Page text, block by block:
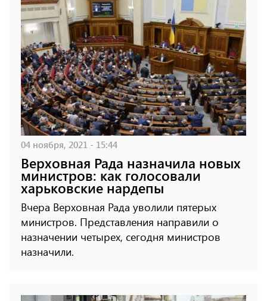
04 ноября, 2021 - 15:44
Верховная Рада назначила новых
министров: как голосовали
харьковские нардепы
Вчера Верховная Рада уволили пятерых
министров. Представления направили о
назначении четырех, сегодня министров
назначили.